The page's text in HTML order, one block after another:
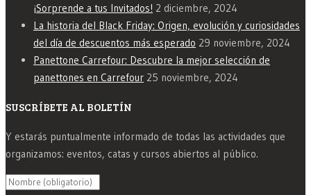
¡Sorprende a tus Invitados! 2 diciembre, 2024
La historia del Black Friday: Origen, evolución y curiosidades
del día de descuentos más esperado 29 noviembre, 2024
Panettone Carrefour: Descubre la mejor selección de
panettones en Carrefour 25 noviembre, 2024
SUSCRÍBETE AL BOLETÍN
Y estarás puntualmente informado de todas las actividades que
organizamos: eventos, catas y cursos abiertos al público.